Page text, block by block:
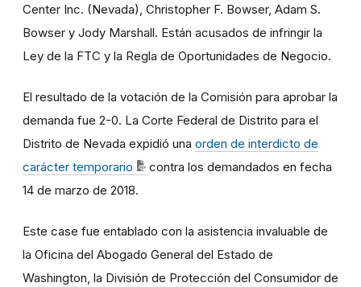
Center Inc. (Nevada), Christopher F. Bowser, Adam S.
Bowser y Jody Marshall. Están acusados de infringir la
Ley de la FTC y la Regla de Oportunidades de Negocio.
El resultado de la votación de la Comisión para aprobar la
demanda fue 2-0. La Corte Federal de Distrito para el
Distrito de Nevada expidió una orden de interdicto de
carácter temporario
contra los demandados en fecha
14 de marzo de 2018.
Este case fue entablado con la asistencia invaluable de
la Oficina del Abogado General del Estado de
Washington, la División de Protección del Consumidor de